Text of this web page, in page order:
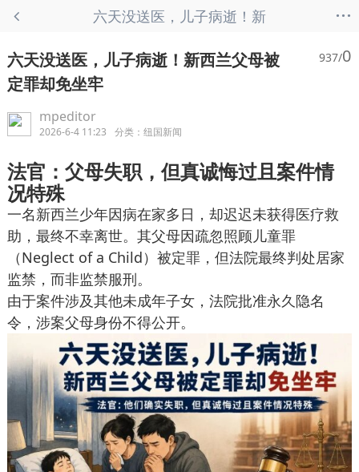
六天没送医，儿子病逝！新
纽国新闻
...
六天没送医，儿子病逝！新西兰父母被
定罪却免坐牢
937/0
mpeditor
2026-6-4 11:23 分类： 纽国新闻
法官：父母失职，但真诚悔过且案件情
况特殊
一名新西兰少年因病在家多日，却迟迟未获得医疗救
助，最终不幸离世。其父母因疏忽照顾儿童罪
（Neglect of a Child）被定罪，但法院最终判处居家
监禁，而非监禁服刑。
由于案件涉及其他未成年子女，法院批准永久隐名
令，涉案父母身份不得公开。